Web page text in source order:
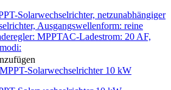
Solarwechselrichter, netzunabhängiger
Ausgangswellenform: reine
MPPTAC-Ladestrom: 20 AF,